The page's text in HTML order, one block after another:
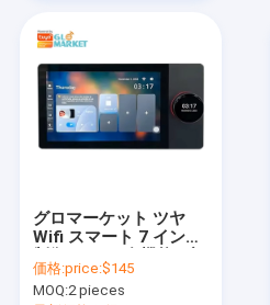
企業情報
会社案内
お問い合わせ
ニュース
グロマーケット ツヤ
Wifi スマート 7 インチ
ル ミュージック ウォー
ル タッチスクリーン ジ
価格:price:$145
MOQ:2 pieces